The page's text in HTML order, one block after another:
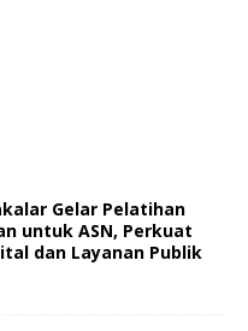
Gelar Pelatihan
untuk ASN, Perkuat
dan Layanan Publik